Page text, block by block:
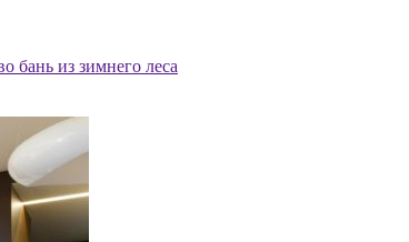
бань из зимнего леса